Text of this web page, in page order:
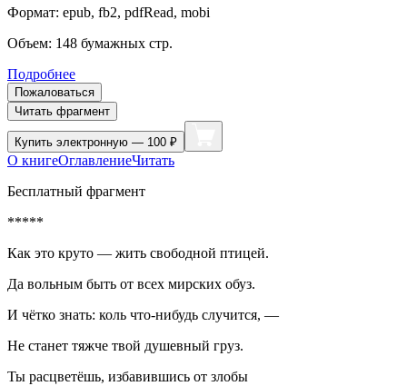
Формат: epub, fb2, pdfRead, mobi
Объем: 148 бумажных стр.
Подробнее
Пожаловаться
Читать фрагмент
Купить электронную — 100 ₽
О книгеОглавлениеЧитать
Бесплатный фрагмент
*****
Как это круто — жить свободной птицей.
Да вольным быть от всех мирских обуз.
И чётко знать: коль что-нибудь случится, —
Не станет тяжче твой душевный груз.
Ты расцветёшь, избавившись от злобы